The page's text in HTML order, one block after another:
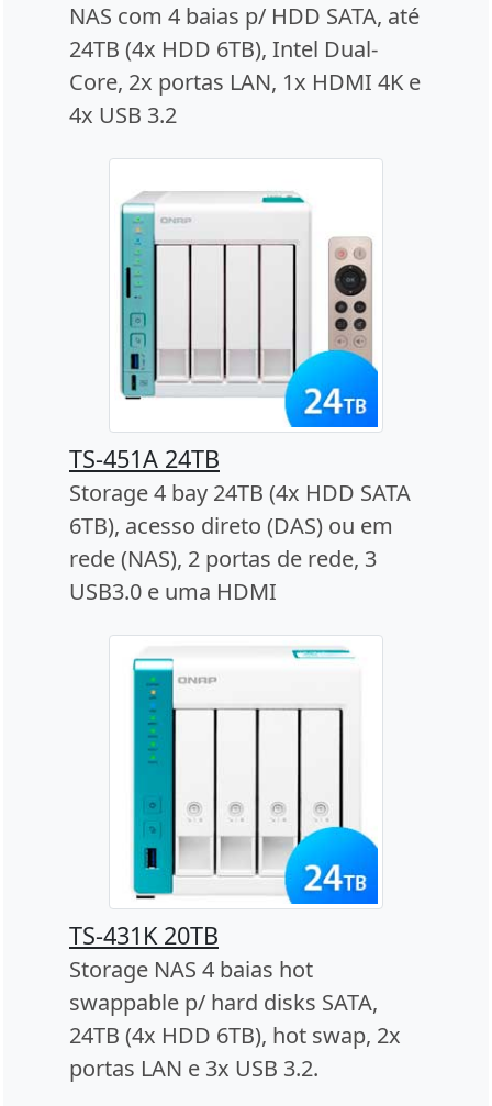
NAS com 4 baias p/ HDD SATA, até
24TB (4x HDD 6TB), Intel Dual-
Core, 2x portas LAN, 1x HDMI 4K e
4x USB 3.2
TS-451A 24TB
Storage 4 bay 24TB (4x HDD SATA
6TB), acesso direto (DAS) ou em
rede (NAS), 2 portas de rede, 3
USB3.0 e uma HDMI
TS-431K 20TB
Storage NAS 4 baias hot
swappable p/ hard disks SATA,
24TB (4x HDD 6TB), hot swap, 2x
portas LAN e 3x USB 3.2.